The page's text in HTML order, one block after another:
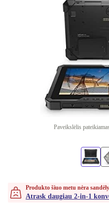
Paveikslėlis
Produkto šiuo metu nėra
Atrask daugiau 2-in-1